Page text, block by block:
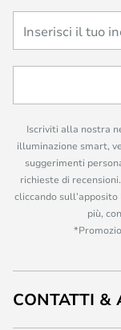
Iscriviti alla nostra
illuminazione smart,
suggerimenti
richieste di
cliccando
più,
CONTATTI &